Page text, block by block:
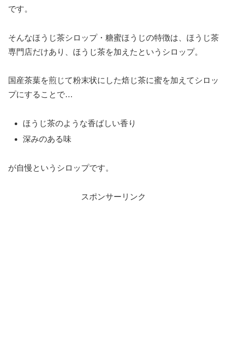
です。
そんなほうじ茶シロップ・糖蜜ほうじの特徴は、ほうじ茶
専門店だけあり、ほうじ茶を加えたというシロップ。
国産茶葉を煎じて粉末状にした焙じ茶に蜜を加えてシロッ
プにすることで…
ほうじ茶のような香ばしい香り
深みのある味
が自慢というシロップです。
スポンサーリンク